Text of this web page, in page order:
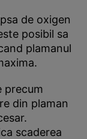
de oxigen
posibil sa
plamanul
precum
din plaman
scaderea